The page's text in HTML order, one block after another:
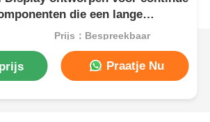
die een lange
in veeleisende
Prijs：Bespreekbaar
Praatje Nu